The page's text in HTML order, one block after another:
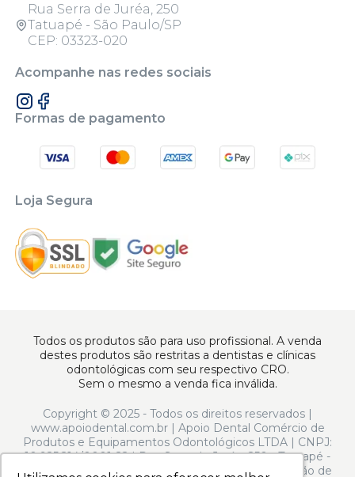
Rua Serra de Juréa, 250
Tatuapé - São Paulo/SP
CEP: 03323-020
Acompanhe nas redes sociais
Formas de pagamento
Loja Segura
Todos os produtos são para uso profissional. A venda
destes produtos são restritas a dentistas e clínicas
odontológicas com seu respectivo CRO.
Sem o mesmo a venda fica inválida.
Copyright © 2025 - Todos os direitos reservados |
www.apoiodental.com.br | Apoio Dental Comércio de
Produtos e Equipamentos Odontológicos LTDA | CNPJ:
10.925.214/0001-22 | Rua Serra de Juréa, 250 - Tatuapé -
São Paulo - SP - CEP 03323-020 | N° de Autorização de